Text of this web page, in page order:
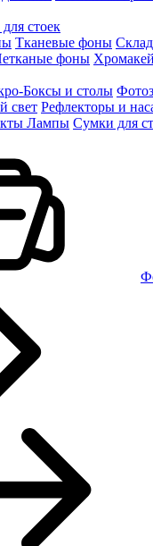
стоек
Тканевые фоны
фоны
Боксы и столы
свет Рефлекторы и
Лампы Сумки для